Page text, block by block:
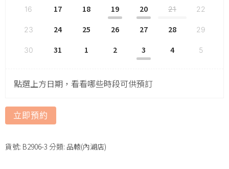
16 17 18 19 20 21 22
23 24 25 26 27 28 29
30 31 1 2 3 4 5
點選上方日期，看看哪些時段可供預訂
立即預約
貨號: B2906-3 分類: 品轅(內湖店)